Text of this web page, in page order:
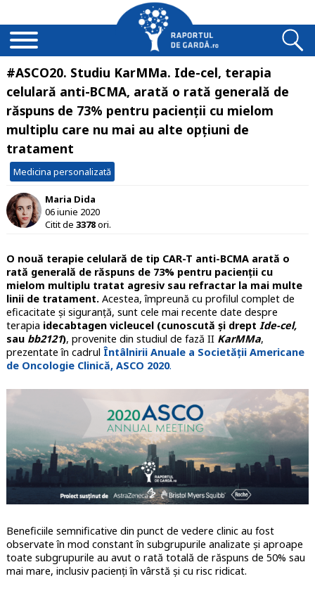
#ASCO20. Studiu KarMMa. Ide-cel, terapia
celulară anti-BCMA, arată o rată generală de
răspuns de 73% pentru pacienții cu mielom
multiplu care nu mai au alte opțiuni de
tratament
Medicina personalizată
Maria Dida
06 iunie 2020
Citit de 3378ori.
O nouă terapie celulară de tip CAR-T anti-BCMA arată o
rată generală de răspuns de 73% pentru pacienții cu
mielom multiplu tratat agresiv sau refractar la mai multe
linii de tratament. Acestea, împreună cu profilul complet de
eficacitate și siguranță, sunt cele mai recente date despre
terapia idecabtagen vicleucel (cunoscută și drept Ide-cel,
sau bb2121), provenite din studiul de fază II KarMMa,
prezentate în cadrul Întâlnirii Anuale a Societății Americane
de Oncologie Clinică, ASCO 2020.
Beneficiile semnificative din punct de vedere clinic au fost
observate în mod constant în subgrupurile analizate și aproape
toate subgrupurile au avut o rată totală de răspuns de 50% sau
mai mare, inclusiv pacienți în vârstă și cu risc ridicat.